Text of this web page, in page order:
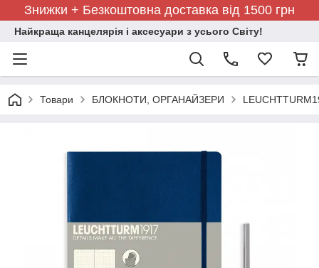
Знижки + Безкоштовна доставка від 1500 грн
Найкраща канцелярія і аксесуари з усього Світу!
Товари БЛОКНОТИ, ОРГАНАЙЗЕРИ